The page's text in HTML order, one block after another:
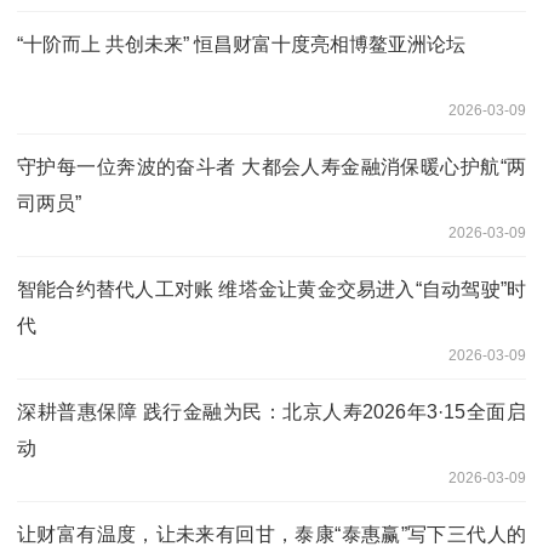
“十阶而上 共创未来” 恒昌财富十度亮相博鳌亚洲论坛
2026-03-09
守护每一位奔波的奋斗者 大都会人寿金融消保暖心护航“两
司两员”
2026-03-09
智能合约替代人工对账 维塔金让黄金交易进入“自动驾驶”时
代
2026-03-09
深耕普惠保障 践行金融为民：北京人寿2026年3·15全面启
动
2026-03-09
让财富有温度，让未来有回甘，泰康“泰惠赢”写下三代人的